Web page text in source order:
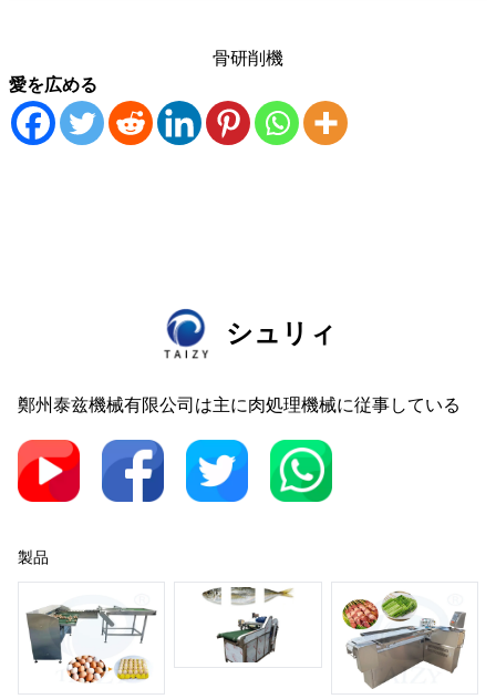
骨研削機
愛を広める
シュリィ
鄭州泰兹機械有限公司は主に肉処理機械に従事している
製品